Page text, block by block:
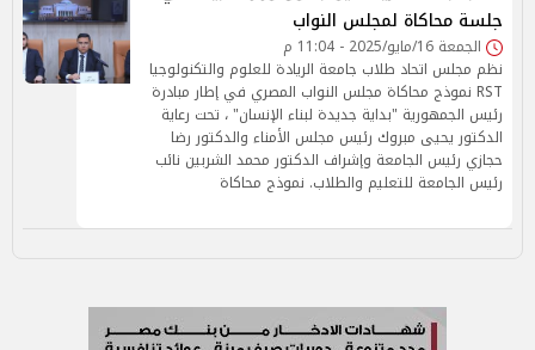
جلسة محاكاة لمجلس النواب
الجمعة 16/مايو/2025 - 11:04 م
نظم مجلس اتحاد طلاب جامعة الريادة للعلوم والتكنولوجيا
RST نموذج محاكاة مجلس النواب المصري في إطار مبادرة
رئيس الجمهورية "بداية جديدة لبناء الإنسان" ، تحت رعاية
الدكتور يحيى مبروك رئيس مجلس الأمناء والدكتور رضا
حجازي رئيس الجامعة وإشراف الدكتور محمد الشربين نائب
رئيس الجامعة للتعليم والطلاب. نموذج محاكاة